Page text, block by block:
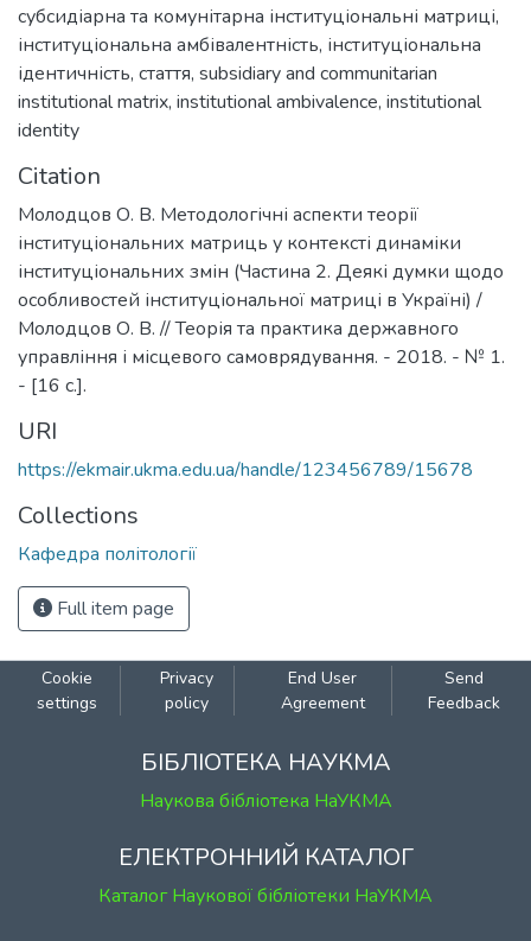
субсидіарна та комунітарна інституціональні матриці,
інституціональна амбівалентність, інституціональна
ідентичність, стаття, subsidiary and communitarian
institutional matrix, institutional ambivalence, institutional
identity
Citation
Молодцов О. В. Методологічні аспекти теорії
інституціональних матриць у контексті динаміки
інституціональних змін (Частина 2. Деякі думки щодо
особливостей інституціональної матриці в Україні) /
Молодцов О. В. // Теорія та практика державного
управління і місцевого самоврядування. - 2018. - № 1.
- [16 с.].
URI
https://ekmair.ukma.edu.ua/handle/123456789/15678
Collections
Кафедра політології
Full item page
Cookie
settings
Privacy
policy
End User
Agreement
Send
Feedback
БІБЛІОТЕКА НАУКМА
Наукова бібліотека НаУКМА
ЕЛЕКТРОННИЙ КАТАЛОГ
Каталог Наукової бібліотеки НаУКМА